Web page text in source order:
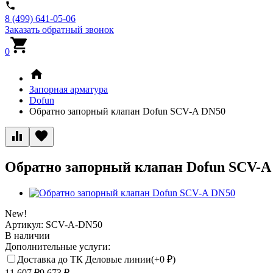
8 (499) 641-05-06
Заказать обратный звонок
0
Запорная арматура
Dofun
Обратно запорный клапан Dofun SCV-A DN50
Обратно запорный клапан Dofun SCV-A
New!
Артикул: SCV-A-DN50
В наличии
Дополнительные услуги:
Доставка до ТК Деловые линии(+0 ₽)